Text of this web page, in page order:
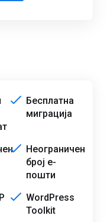
Бесплатна
миграција
Неограничен
број е-
пошти
WordPress
Toolkit